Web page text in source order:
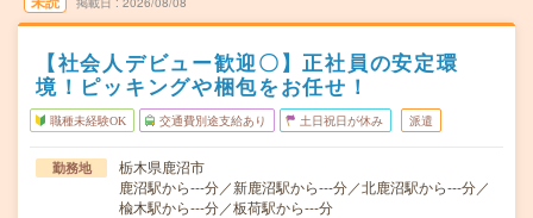
【社会人デビュー歓迎〇】正社員の安定環
境！ピッキングや梱包をお任せ！
職種未経験OK 交通費別途支給あり 土日祝日が休み 派遣
勤務地
栃木県鹿沼市
鹿沼駅から---分／新鹿沼駅から---分／北鹿沼駅から---分／
楡木駅から---分／板荷駅から---分